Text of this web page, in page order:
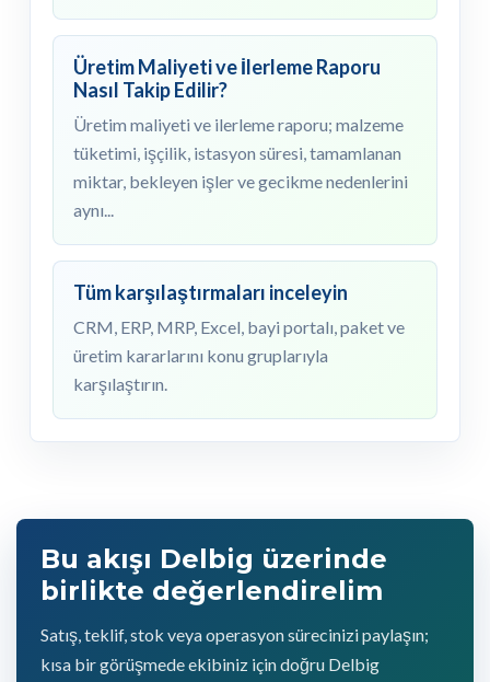
Üretim Maliyeti ve İlerleme Raporu
Nasıl Takip Edilir?
Üretim maliyeti ve ilerleme raporu; malzeme
tüketimi, işçilik, istasyon süresi, tamamlanan
miktar, bekleyen işler ve gecikme nedenlerini
aynı...
Tüm karşılaştırmaları inceleyin
CRM, ERP, MRP, Excel, bayi portalı, paket ve
üretim kararlarını konu gruplarıyla
karşılaştırın.
Bu akışı Delbig üzerinde
birlikte değerlendirelim
Satış, teklif, stok veya operasyon sürecinizi paylaşın;
kısa bir görüşmede ekibiniz için doğru Delbig